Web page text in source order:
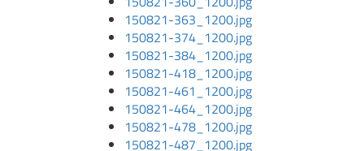
150821-363_1200.jpg
150821-374_1200.jpg
150821-384_1200.jpg
150821-418_1200.jpg
150821-461_1200.jpg
150821-464_1200.jpg
150821-478_1200.jpg
150821-487_1200.jpg